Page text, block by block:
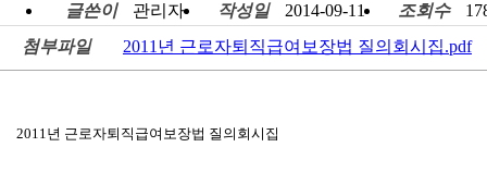
글쓴이 관리자 작성일 2014-09-11 조회수
첨부파일
2011년 근로자퇴직급여보장법 질의회시집.pdf
2011년 근로자퇴직급여보장법 질의회시집